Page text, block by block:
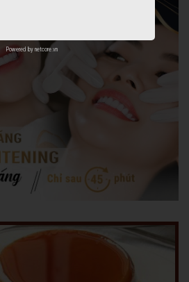
Powered by netcore.vn